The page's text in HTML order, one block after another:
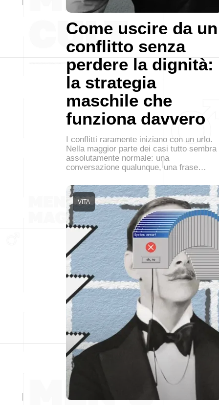
Come uscire da un
conflitto senza
perdere la dignità:
la strategia
maschile che
funziona davvero
I conflitti raramente iniziano con un urlo.
Nella maggior parte dei casi tutto sembra
assolutamente normale: una
conversazione qualunque, una frase…
VITA